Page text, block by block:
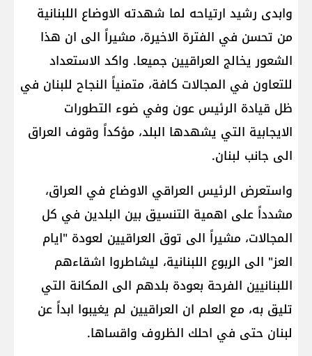
وابدى رشيد ارتياحه لما شهدته الاوضاع اللبنانية
من تحسن في الفترة الاخيرة، مشيراً الى ان هذا
الشعور يخالج العراقيين جميعا. واكد الاستعداد
للتعاون في المجالات كافة، متمنياً النجاح للبنان في
ظل قيادة الرئيس عون وفي ضوء التطورات
الايجابية التي يشهدها البلد، مؤكداً وقوف العراق
الى جانب لبنان.
واستعرض الرئيس العراقي الاوضاع في العراق،
مشدداً على اهمية التنسيق بين البلدين في كل
المجالات، مشيراً الى توق العراقيين لعودة "ايام
العز" الى الربوع اللبنانية، ليشاطروا اشقاءهم
اللبنانيين الفرحة بعودة بلدهم الى المكانة التي
تليق به، مع العلم ان العراقيين لم يغيبوا ابداً عن
لبنان حتى في احلك الظروف واقساها.